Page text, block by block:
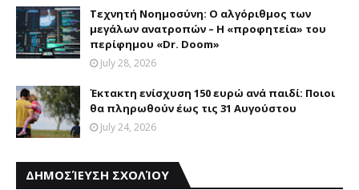
Τεχνητή Νοημοσύνη: Ο αλγόριθμος των
μεγάλων ανατροπών – Η «προφητεία» του
περίφημου «Dr. Doom»
July 28, 2026
Έκτακτη ενίσχυση 150 ευρώ ανά παιδί: Ποιοι
θα πληρωθούν έως τις 31 Αυγούστου
July 24, 2026
ΔΗΜΟΣΊΕΥΣΗ ΣΧΟΛΊΟΥ